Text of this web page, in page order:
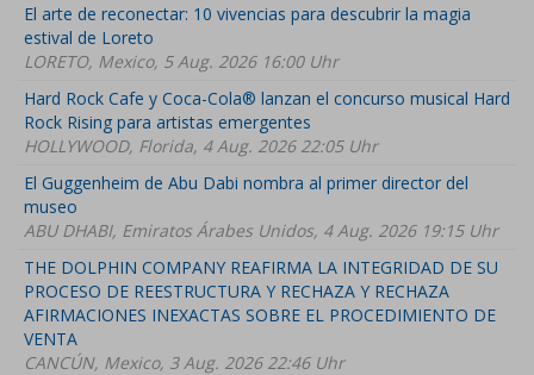
El arte de reconectar: 10 vivencias para descubrir la magia
estival de Loreto
LORETO, Mexico, 5 Aug. 2026 16:00 Uhr
Hard Rock Cafe y Coca-Cola® lanzan el concurso musical Hard
Rock Rising para artistas emergentes
HOLLYWOOD, Florida, 4 Aug. 2026 22:05 Uhr
El Guggenheim de Abu Dabi nombra al primer director del
museo
ABU DHABI, Emiratos Árabes Unidos, 4 Aug. 2026 19:15 Uhr
THE DOLPHIN COMPANY REAFIRMA LA INTEGRIDAD DE SU
PROCESO DE REESTRUCTURA Y RECHAZA Y RECHAZA
AFIRMACIONES INEXACTAS SOBRE EL PROCEDIMIENTO DE
VENTA
CANCÚN, Mexico, 3 Aug. 2026 22:46 Uhr